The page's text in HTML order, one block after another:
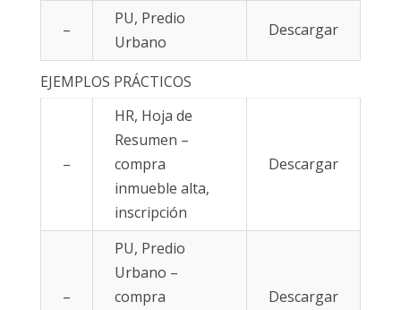
–
PU, Predio
Urbano
Descargar
EJEMPLOS PRÁCTICOS
–
HR, Hoja de
Resumen –
compra
inmueble alta,
inscripción
Descargar
–
PU, Predio
Urbano –
compra
Descargar